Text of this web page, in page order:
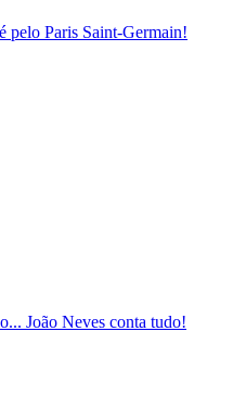
pelo Paris Saint-Germain!
João Neves conta tudo!